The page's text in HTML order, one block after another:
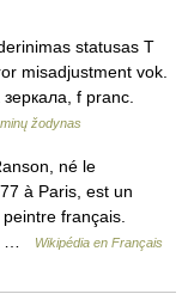
statusas T
misadjustment vok.
f pranc.
žodynas
né le
à Paris, est un
français.
…
Wikipédia en Français